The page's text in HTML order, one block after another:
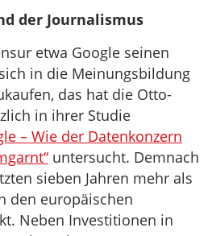
der Journalismus
etwa Google seinen
in die Meinungsbildung
das hat die Otto-
in ihrer Studie
– Wie der Datenkonzern
untersucht. Demnach
sieben Jahren mehr als
den europäischen
Neben Investitionen in